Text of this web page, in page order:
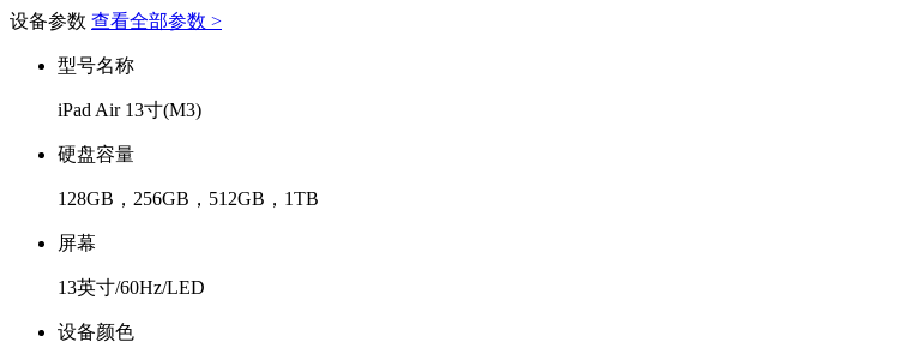
设备参数 查看全部参数 >
型号名称
iPad Air 13寸(M3)
硬盘容量
128GB，256GB，512GB，1TB
屏幕
13英寸/60Hz/LED
设备颜色